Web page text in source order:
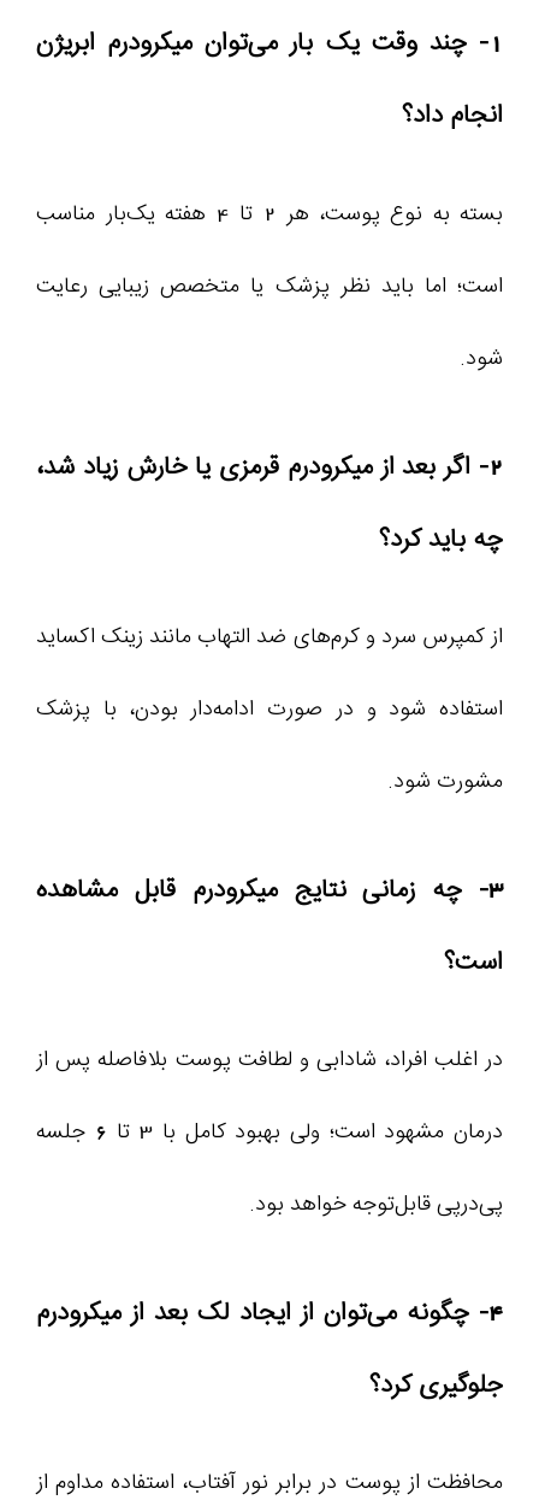
1- چند وقت یک بار می‌توان میکرودرم ابریژن
انجام داد؟
بسته به نوع پوست، هر 2 تا 4 هفته یک‌بار مناسب
است؛ اما باید نظر پزشک یا متخصص زیبایی رعایت
شود.
2- اگر بعد از میکرودرم قرمزی یا خارش زیاد شد،
چه باید کرد؟
از کمپرس سرد و کرم‌های ضد التهاب مانند زینک اکساید
استفاده شود و در صورت ادامه‌دار بودن، با پزشک
مشورت شود.
3- چه زمانی نتایج میکرودرم قابل مشاهده
است؟
در اغلب افراد، شادابی و لطافت پوست بلافاصله پس از
درمان مشهود است؛ ولی بهبود کامل با 3 تا 6 جلسه
پی‌در‌پی قابل‌توجه خواهد بود.
4- چگونه می‌توان از ایجاد لک بعد از میکرودرم
جلوگیری کرد؟
محافظت از پوست در برابر نور آفتاب، استفاده مداوم از